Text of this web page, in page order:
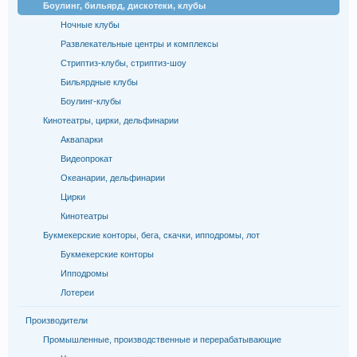
Боулинг, бильярд, дискотеки, клубы
Ночные клубы
Развлекательные центры и комплексы
Стриптиз-клубы, стриптиз-шоу
Бильярдные клубы
Боулинг-клубы
Кинотеатры, цирки, дельфинарии
Аквапарки
Видеопрокат
Океанарии, дельфинарии
Цирки
Кинотеатры
Букмекерские конторы, бега, скачки, ипподромы, лот
Букмекерские конторы
Ипподромы
Лотереи
Производители
Промышленные, производственные и перерабатывающие